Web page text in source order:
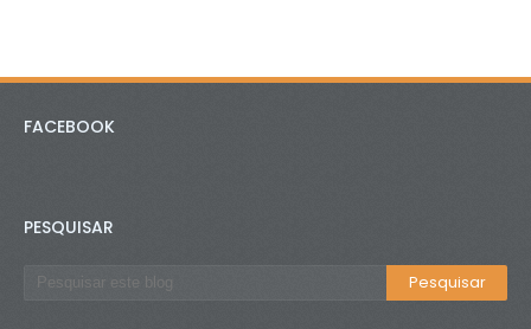
FACEBOOK
PESQUISAR